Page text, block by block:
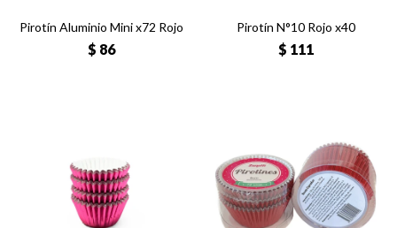
Pirotín Aluminio Mini x72 Rojo
$ 86
Pirotín N°10 Rojo x40
$ 111